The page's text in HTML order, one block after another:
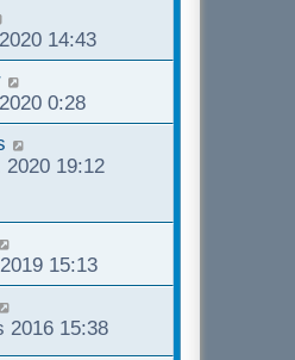
14:43
0:28
19:12
15:13
2016 15:38